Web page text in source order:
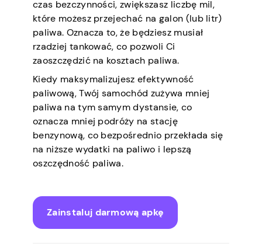
czas bezczynności, zwiększasz liczbę mil,
które możesz przejechać na galon (lub litr)
paliwa. Oznacza to, że będziesz musiał
rzadziej tankować, co pozwoli Ci
zaoszczędzić na kosztach paliwa.
Kiedy maksymalizujesz efektywność
paliwową, Twój samochód zużywa mniej
paliwa na tym samym dystansie, co
oznacza mniej podróży na stację
benzynową, co bezpośrednio przekłada się
na niższe wydatki na paliwo i lepszą
oszczędność paliwa.
Zainstaluj darmową apkę